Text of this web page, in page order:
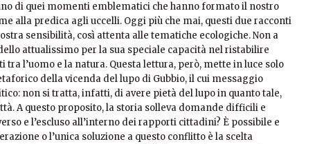
di quei momenti emblematici che hanno formato il nostro
alla predica agli uccelli. Oggi più che mai, questi due racconti
sensibilità, così attenta alle tematiche ecologiche. Non a
attualissimo per la sua speciale capacità nel ristabilire
l’uomo e la natura. Questa lettura, però, mette in luce solo
della vicenda del lupo di Gubbio, il cui messaggio
non si tratta, infatti, di avere pietà del lupo in quanto tale,
A questo proposito, la storia solleva domande difficili e
e l’escluso all’interno dei rapporti cittadini? È possibile e
o l’unica soluzione a questo conflitto è la scelta